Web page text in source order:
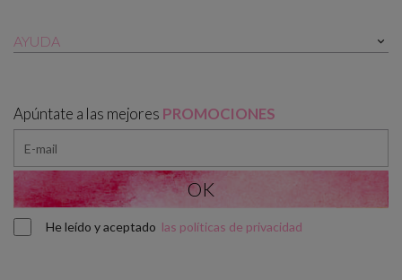
AYUDA 
Apúntate a las mejores PROMOCIONES
He leído y aceptado las políticas de privacidad